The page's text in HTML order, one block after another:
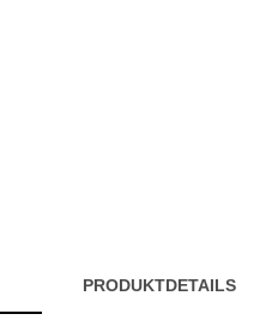
PRODUKTDETAILS